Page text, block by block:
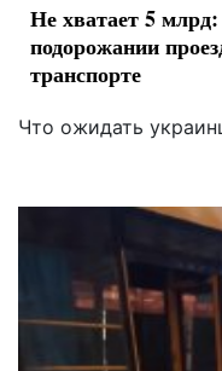
Не хватает 5
подорожании
транспорте
Что ожидать